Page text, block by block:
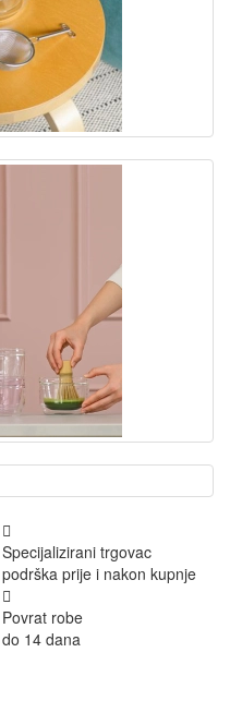
Specijalizirani trgovac
podrška prije i nakon kupnje
Povrat robe
do 14 dana